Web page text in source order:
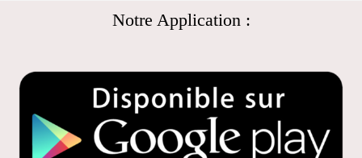
Notre Application :